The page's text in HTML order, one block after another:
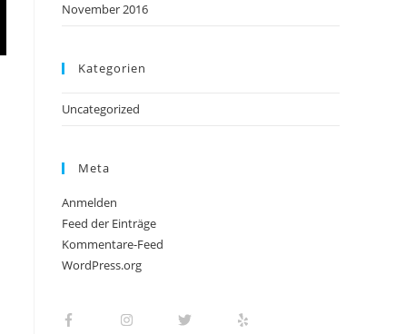
November 2016
Kategorien
Uncategorized
Meta
Anmelden
Feed der Einträge
Kommentare-Feed
WordPress.org